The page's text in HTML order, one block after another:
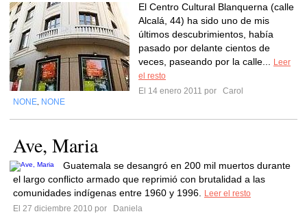
El Centro Cultural Blanquerna (calle
Alcalá, 44) ha sido uno de mis
últimos descubrimientos, había
pasado por delante cientos de
veces, paseando por la calle...
Leer
el resto
El 14 enero 2011 por
Carol
NONE NONE
Ave, Maria
Guatemala se desangró en 200 mil muertos durante
el largo conflicto armado que reprimió con brutalidad a las
comunidades indígenas entre 1960 y 1996.
Leer el resto
El 27 diciembre 2010 por
Daniela